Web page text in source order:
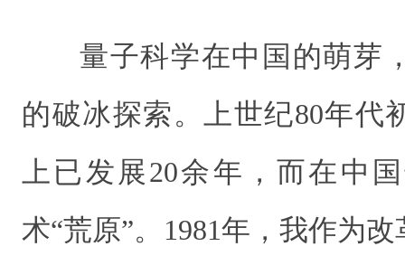
量子科学在中国的萌芽
的破冰探索。上世纪80年代
上已发展20余年，而在中
术“荒原”。1981年，我作为